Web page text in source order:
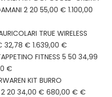
2 20 55,00 € 1.100,00
TRUE WIRELESS
32,78 € 1.639,00 €
FITNESS 5 50 34,99
€
KIT BURRO
2 20 34,00 € 680,00 € €